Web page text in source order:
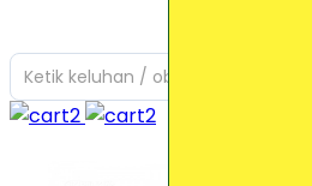
Ketik keluhan / obat yang Anda cari